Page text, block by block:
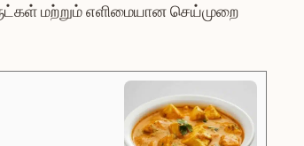
மற்றும் எளிமையான செய்முறை